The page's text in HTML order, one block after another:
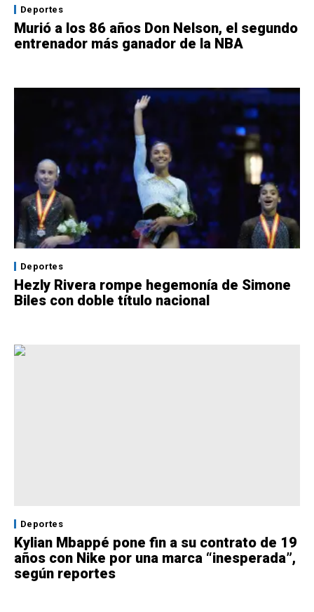
Deportes
Murió a los 86 años Don Nelson, el segundo
entrenador más ganador de la NBA
Deportes
Hezly Rivera rompe hegemonía de Simone
Biles con doble título nacional
Deportes
Kylian Mbappé pone fin a su contrato de 19
años con Nike por una marca “inesperada”,
según reportes